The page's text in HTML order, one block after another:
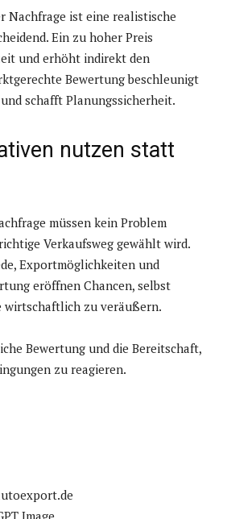
Nachfrage ist eine realistische
Ein zu hoher Preis
und erhöht indirekt den
Bewertung beschleunigt
schafft Planungssicherheit.
nutzen statt
müssen kein Problem
Verkaufsweg gewählt wird.
Exportmöglichkeiten und
eröffnen Chancen, selbst
wirtschaftlich zu veräußern.
Bewertung und die Bereitschaft,
zu reagieren.